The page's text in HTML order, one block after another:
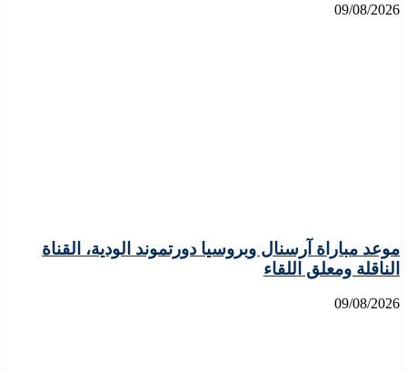
09/08/2026
موعد مباراة آرسنال وبروسيا دورتموند الودية، القناة
الناقلة ومعلق اللقاء
09/08/2026